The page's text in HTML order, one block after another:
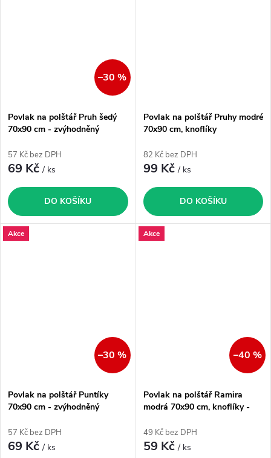
–30 %
Povlak na polštář Pruh šedý
70x90 cm - zvýhodněný
57 Kč bez DPH
69 Kč/ ks
DO KOŠÍKU
Povlak na polštář Pruhy modré
70x90 cm, knoflíky
82 Kč bez DPH
99 Kč/ ks
DO KOŠÍKU
Akce
–30 %
Povlak na polštář Puntíky
70x90 cm - zvýhodněný
57 Kč bez DPH
69 Kč/ ks
Akce
–40 %
Povlak na polštář Ramira
modrá 70x90 cm, knoflíky -
49 Kč bez DPH
59 Kč/ ks